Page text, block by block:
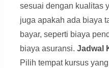
sesuai dengan kualitas
juga apakah ada biaya
bayar, seperti biaya
biaya asuransi. Jadwal
Pilih tempat kursus